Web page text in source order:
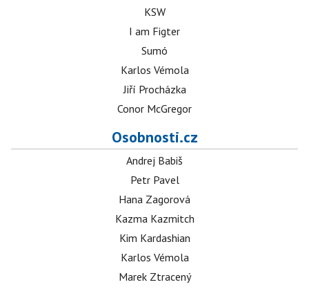
KSW
I am Figter
Sumó
Karlos Vémola
Jiří Procházka
Conor McGregor
Osobnosti.cz
Andrej Babiš
Petr Pavel
Hana Zagorová
Kazma Kazmitch
Kim Kardashian
Karlos Vémola
Marek Ztracený